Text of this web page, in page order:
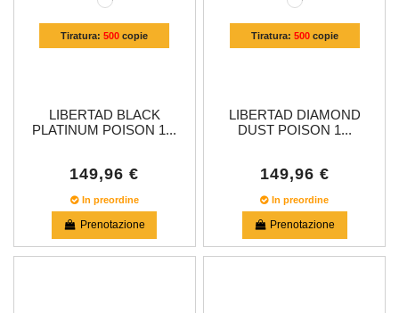
Tiratura:500 copie
LIBERTAD BLACK
PLATINUM POISON 1...
149,96 €
In preordine
Prenotazione
Tiratura: 500copie
LIBERTAD DIAMOND
DUST POISON 1...
149,96 €
In preordine
Prenotazione